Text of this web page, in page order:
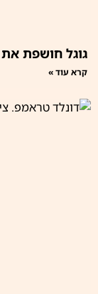
גוגל חושפת
קרא עוד »